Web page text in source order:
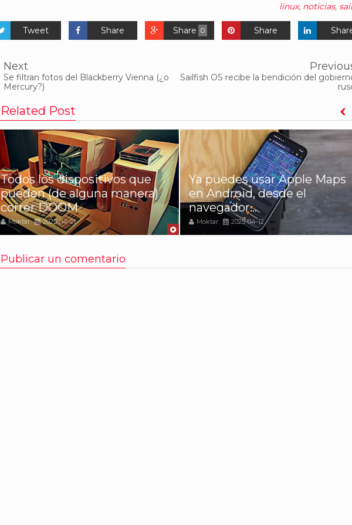
linux, noticias,
Tweet Share 0
Share Share
Next
Se filtran fotos del Blackberry Vienna (¿o
Mercury?)
Sailfish OS recibe la bendición del
Related Post
Todos los dispositivos que
pueden (de alguna manera)
correr DOOM
Moktar 2025-04-21
Ya puedes usar Apple Maps
en Android, desde el
navegador...
Moktar 2025-04-12
Publicar un comentario